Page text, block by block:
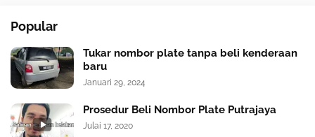
Popular
Tukar nombor plate tanpa beli kenderaan
baru
Januari 29, 2024
Prosedur Beli Nombor Plate Putrajaya
Julai 17, 2020